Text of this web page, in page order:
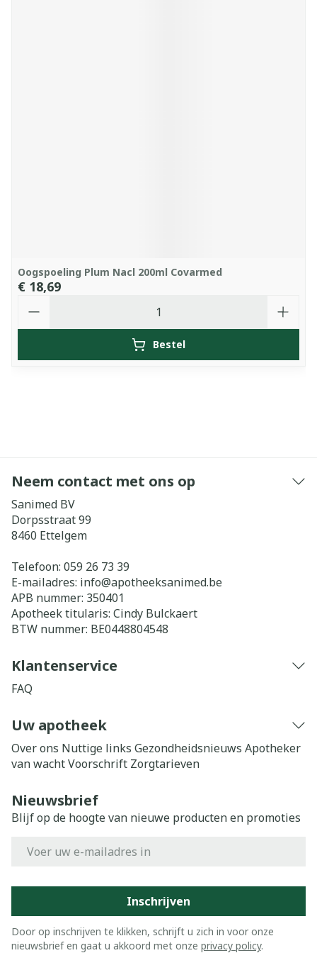
Oogspoeling Plum Nacl 200ml Covarmed
€ 18,69
Bestel
Neem contact met ons op
Sanimed BV
Dorpsstraat 99
8460 Ettelgem
Telefoon: 059 26 73 39
E-mailadres: info@apotheeksanimed.be
APB nummer: 350401
Apotheek titularis: Cindy Bulckaert
BTW nummer: BE0448804548
Klantenservice
FAQ
Uw apotheek
Over ons Nuttige links Gezondheidsnieuws Apotheker
van wachtVoorschrift Zorgtarieven
Nieuwsbrief
Blijf op de hoogte van nieuwe producten en promoties
Inschrijven
Door op inschrijven te klikken, schrijft u zich in voor onze
nieuwsbrief en gaat u akkoord met onze privacy policy.